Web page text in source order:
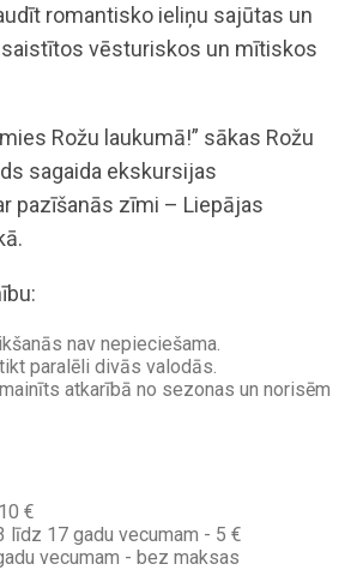
romantisko ieliņu sajūtas un
vēsturiskos un mītiskos
Rožu laukumā!” sākas Rožu
sagaida ekskursijas
pazīšanās zīmi – Liepājas
nav nepieciešama.
paralēli divās valodās.
atkarībā no sezonas un norisēm
€
līdz 17 gadu vecumam - 5 €
vecumam - bez maksas